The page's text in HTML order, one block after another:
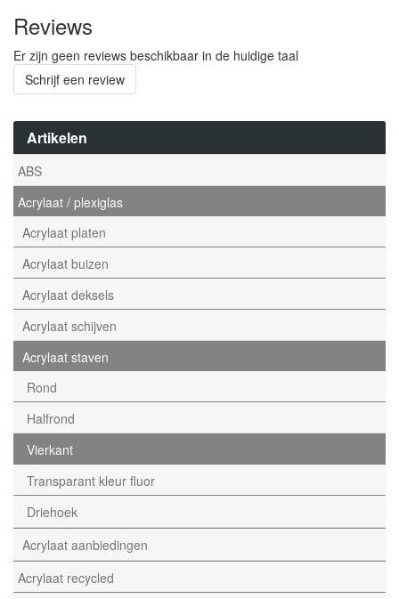
Artikelen
ABS
Acrylaat / plexiglas
Acrylaat platen
Acrylaat buizen
Acrylaat deksels
Acrylaat schijven
Acrylaat staven
Rond
Halfrond
Vierkant
Transparant kleur fluor
Driehoek
Acrylaat aanbiedingen
Acrylaat recycled
Reviews
Er zijn geen reviews beschikbaar in de huidige taal
Schrijf een review